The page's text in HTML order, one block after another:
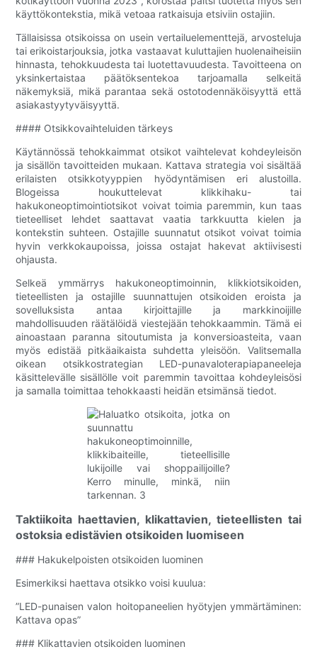
käyttökontekstia, mikä vetoaa ratkaisuja etsiviin ostajiin.
Tällaisissa otsikoissa on usein vertailuelementtejä, arvosteluja
tai erikoistarjouksia, jotka vastaavat kuluttajien huolenaiheisiin
hinnasta, tehokkuudesta tai luotettavuudesta. Tavoitteena on
yksinkertaistaa päätöksentekoa tarjoamalla selkeitä
näkemyksiä, mikä parantaa sekä ostotodennäköisyyttä että
asiakastyytyväisyyttä.
#### Otsikkovaihteluiden tärkeys
Käytännössä tehokkaimmat otsikot vaihtelevat kohdeyleisön
ja sisällön tavoitteiden mukaan. Kattava strategia voi sisältää
erilaisten otsikkotyyppien hyödyntämisen eri alustoilla.
Blogeissa houkuttelevat klikkihaku- tai
hakukoneoptimointiotsikot voivat toimia paremmin, kun taas
tieteelliset lehdet saattavat vaatia tarkkuutta kielen ja
kontekstin suhteen. Ostajille suunnatut otsikot voivat toimia
hyvin verkkokaupoissa, joissa ostajat hakevat aktiivisesti
ohjausta.
Selkeä ymmärrys hakukoneoptimoinnin, klikkiotsikoiden,
tieteellisten ja ostajille suunnattujen otsikoiden eroista ja
sovelluksista antaa kirjoittajille ja markkinoijille
mahdollisuuden räätälöidä viestejään tehokkaammin. Tämä ei
ainoastaan ​​paranna sitoutumista ja konversioasteita, vaan
myös edistää pitkäaikaista suhdetta yleisöön. Valitsemalla
oikean otsikkostrategian LED-punavaloterapiapaneeleja
käsittelevälle sisällölle voit paremmin tavoittaa kohdeyleisösi
ja samalla toimittaa tehokkaasti heidän etsimänsä tiedot.
Taktiikoita haettavien, klikattavien, tieteellisten tai
ostoksia edistävien otsikoiden luomiseen
### Hakukelpoisten otsikoiden luominen
Esimerkiksi haettava otsikko voisi kuulua:
”LED-punaisen valon hoitopaneelien hyötyjen ymmärtäminen:
Kattava opas”
### Klikattavien otsikoiden luominen